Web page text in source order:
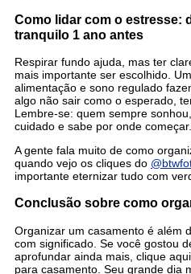
Como lidar com o estresse:
tranquilo 1 ano antes
Respirar fundo ajuda, mas ter
mais importante ser escolhido.
alimentação e sono regulado
algo não sair como o esperado,
Lembre-se: quem sempre
cuidado e sabe por onde começar.
A gente fala muito de como
quando vejo os cliques do
importante eternizar tudo com
Conclusão sobre como
Organizar um casamento é além
com significado. Se você gostou
aprofundar ainda mais, clique
para casamento. Seu grande dia